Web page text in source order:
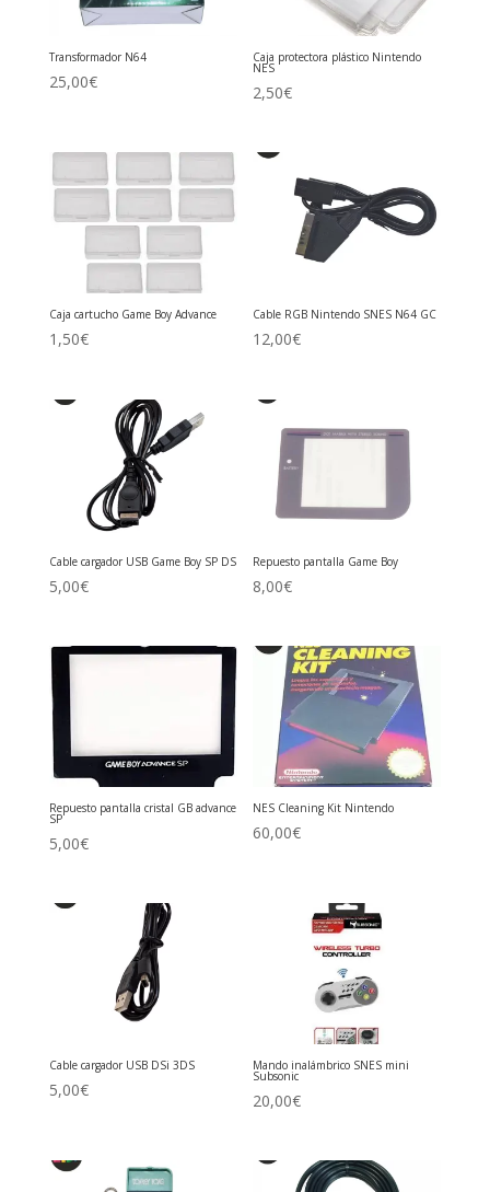
Transformador N64
25,00€
Caja protectora plástico Nintendo
NES
2,50€
Caja cartucho Game Boy Advance
1,50€
Cable RGB Nintendo SNES N64 GC
12,00€
Cable cargador USB Game Boy SP DS
5,00€
Repuesto pantalla Game Boy
8,00€
Repuesto pantalla cristal GB advance
SP
5,00€
NES Cleaning Kit Nintendo
60,00€
Cable cargador USB DSi 3DS
5,00€
Mando inalámbrico SNES mini
Subsonic
20,00€